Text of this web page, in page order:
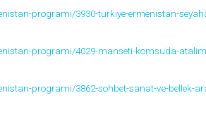
programi/3930-turkiye-ermenistan-
programi/4029-manseti-komsuda-
programi/3862-sohbet-sanat-ve-bellek-